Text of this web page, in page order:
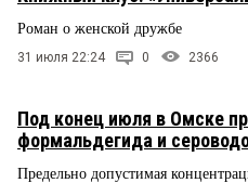
СТИЛЬ ЖИЗНИ
Роман о женской дружбе
31 июля 22:24 0 2366
Под конец июля в Омске
формальдегида и
Предельно допустимая